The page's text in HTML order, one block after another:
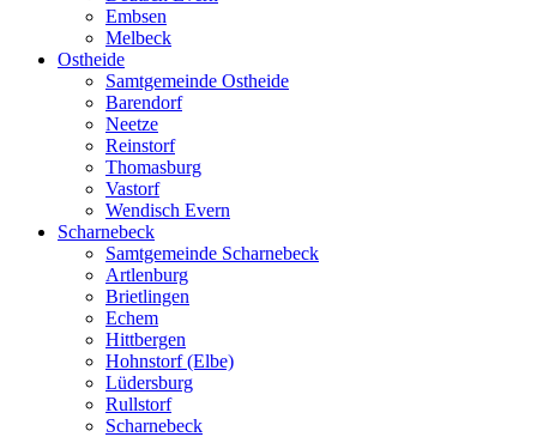
Embsen
Melbeck
Ostheide
Samtgemeinde Ostheide
Barendorf
Neetze
Reinstorf
Thomasburg
Vastorf
Wendisch Evern
Scharnebeck
Samtgemeinde Scharnebeck
Artlenburg
Brietlingen
Echem
Hittbergen
Hohnstorf (Elbe)
Lüdersburg
Rullstorf
Scharnebeck